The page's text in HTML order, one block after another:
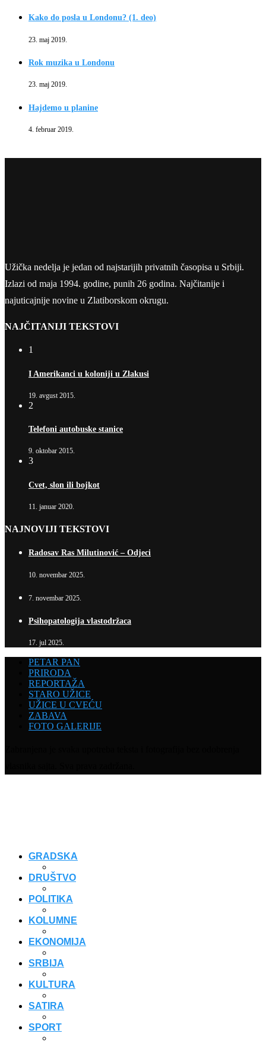
Kako do posla u Londonu? (1. deo)
23. maj 2019.
Rok muzika u Londonu
23. maj 2019.
Hajdemo u planine
4. februar 2019.
Užička nedelja je jedan od najstarijih privatnih časopisa u Srbiji.
Izlazi od maja 1994. godine, punih 26 godina. Najčitanije i
najuticajnije novine u Zlatiborskom okrugu.
NAJČITANIJI TEKSTOVI
1
I Amerikanci u koloniji u Zlakusi
19. avgust 2015.
2
Telefoni autobuske stanice
9. oktobar 2015.
3
Cvet, slon ili bojkot
11. januar 2020.
NAJNOVIJI TEKSTOVI
Radosav Ras Milutinović – Odjeci
10. novembar 2025.
7. novembar 2025.
Psihopatologija vlastodržaca
17. jul 2025.
PETAR PAN
PRIRODA
REPORTAŽA
STARO UŽICE
UŽICE U CVEĆU
ZABAVA
FOTO GALERIJE
GRADSKA
DRUŠTVO
POLITIKA
KOLUMNE
EKONOMIJA
SRBIJA
KULTURA
SATIRA
SPORT